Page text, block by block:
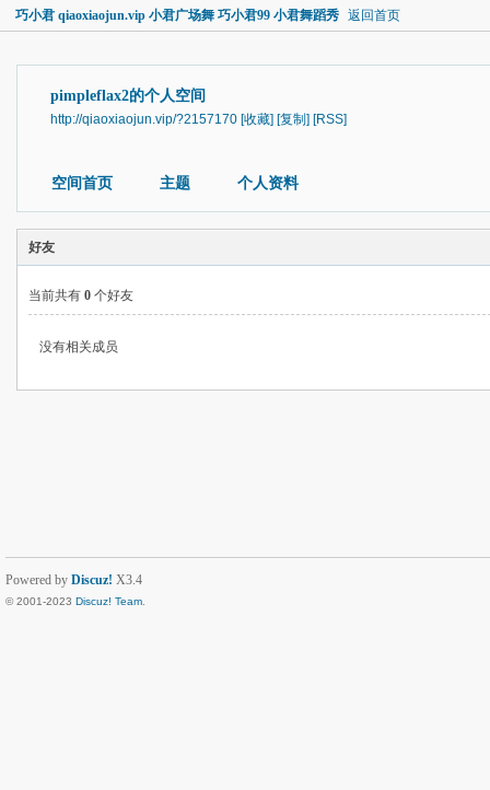
巧小君 qiaoxiaojun.vip 小君广场舞 巧小君99 小君舞蹈秀 返回首页
pimpleflax2的个人空间
http://qiaoxiaojun.vip/?2157170 [收藏] [复制] [RSS]
空间首页 主题 个人资料
好友
当前共有 0 个好友
没有相关成员
Powered by Discuz! X3.4
© 2001-2023 Discuz! Team